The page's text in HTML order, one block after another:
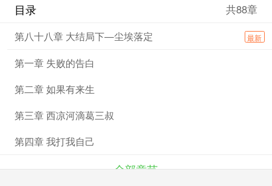
被迫读档的萧妧只能找到此时还是少年的小黎阳，组
当曾经的童年阴影再次出现，当超现实剧情猝不及防
萧妧：“在我的剧本里，我还能被你们给欺负了？”
萧妧：“曾经懦弱的萧妧已经死了，现在在你们面前
的，是钮祜禄、萧妧！”
著名背锅家周树人曾说过：“不是每个穿越的主角都
想谈恋爱，也有个把解放天性的戏精只想搞事情！”
萧妧：“解放天性！搞事情！搞事情！搞事情！”
妧历经千帆才发现，心中的白月光黎阳，其实从未离开。
目录 共88章
第八十八章 大结局下—尘埃落定 最新
第一章 失败的告白
第二章 如果有来生
第三章 西凉河滴葛三叔
第四章 我打我自己
全部章节